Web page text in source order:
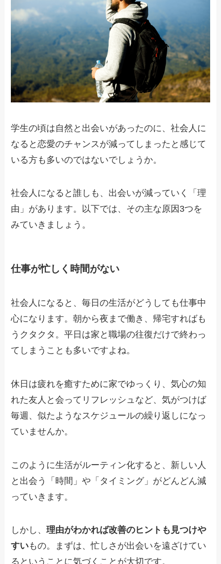
学生の頃は自然と出会いがあったのに、社会人に
なると恋愛のチャンスが減ってしまったと感じて
いる方も多いのではないでしょうか。
社会人になると誰しも、出会いが減っていく「理
由」があります。以下では、その主な原因3つを
みていきましょう。
仕事が忙しく時間がない
社会人になると、毎日の生活がどうしても仕事中
心になります。朝から夜まで働き、帰宅すればも
うクタクタ。平日は家と職場の往復だけで終わっ
てしまうことも多いですよね。
休日は疲れを癒すために家でゆっくり、気心の知
れた友人と会ってリフレッシュなど、気がつけば
毎週、似たようなスケジュールの繰り返しになっ
ていませんか。
このように生活がルーティン化すると、新しい人
と出会う「時間」や「タイミング」がどんどん減
っていきます。
しかし、理由がわかれば改善のヒントも見つけや
すいもの。まずは、忙しさが出会いを遠ざけてい
るということに気づくことが大切です。